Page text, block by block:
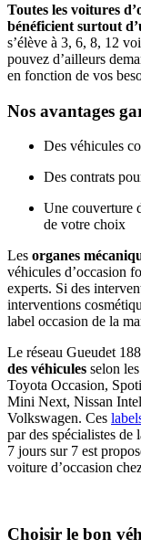
Toutes les voitures
bénéficient surtout
s’élève à 3, 6, 8, 12
pouvez d’ailleurs
en fonction de vos
Nos avantages
Des véhicules
Des contrats
Une couverture
de votre choix
Les organes
véhicules d’occasion
experts. Si des
interventions
label occasion de la
Le réseau Gueudet
des véhicules selon
Toyota Occasion,
Mini Next, Nissan
Volkswagen. Ces
par des spécialistes de
7 jours sur 7 est
voiture d’occasion
Choisir le bon